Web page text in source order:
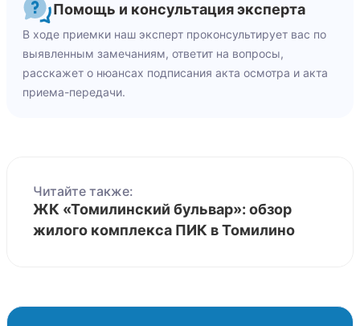
Помощь и консультация эксперта
В ходе приемки наш эксперт проконсультирует вас по
выявленным замечаниям, ответит на вопросы,
расскажет о нюансах подписания акта осмотра и акта
приема-передачи.
Читайте также:
ЖК «Томилинский бульвар»: обзор
жилого комплекса ПИК в Томилино